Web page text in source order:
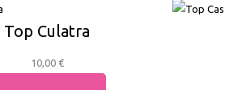
Top Culatra
10,00 €